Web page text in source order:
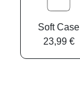
Soft Case
23,99 €